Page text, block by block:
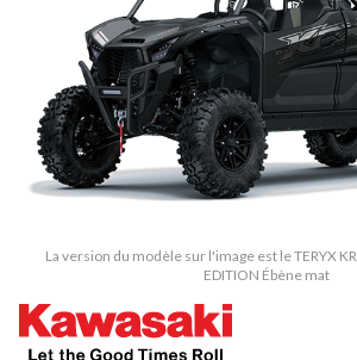
La version du modèle sur l'image est le TERYX
EDITION Ébène mat